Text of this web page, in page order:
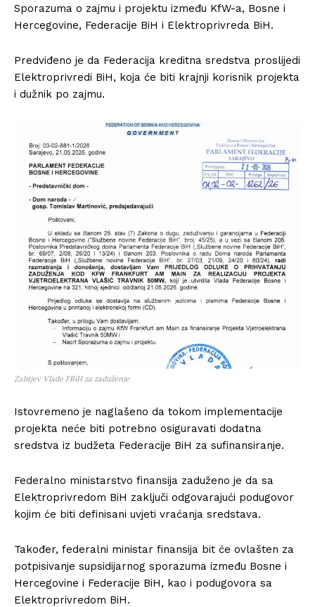
Sporazuma o zajmu i projektu između KfW-a, Bosne i
Hercegovine, Federacije BiH i Elektroprivreda BiH.
Predviđeno je da Federacija kreditna sredstva proslijedi
Elektroprivredi BiH, koja će biti krajnji korisnik projekta
i dužnik po zajmu.
Zahtjev Vlade FBiH za zaduženje
Istovremeno je naglašeno da tokom implementacije
projekta neće biti potrebno osiguravati dodatna
sredstva iz budžeta Federacije BiH za sufinansiranje.
Federalno ministarstvo finansija zaduženo je da sa
Elektroprivredom BiH zaključi odgovarajući podugovor
kojim će biti definisani uvjeti vraćanja sredstava.
Također, federalni ministar finansija bit će ovlašten za
potpisivanje supsidijarnog sporazuma između Bosne i
Hercegovine i Federacije BiH, kao i podugovora sa
Elektroprivredom BiH.